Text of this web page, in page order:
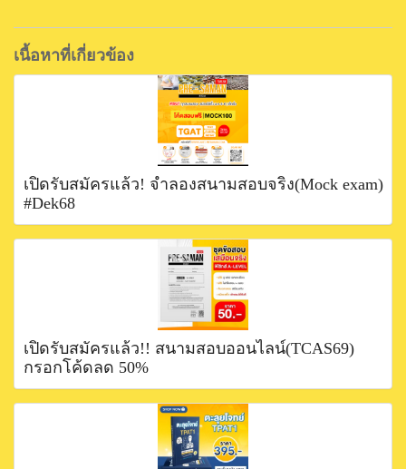
เนื้อหาที่เกี่ยวข้อง
เปิดรับสมัครแล้ว! จำลองสนามสอบจริง(Mock exam)
#Dek68
เปิดรับสมัครแล้ว!! สนามสอบออนไลน์(TCAS69)
กรอกโค้ดลด 50%